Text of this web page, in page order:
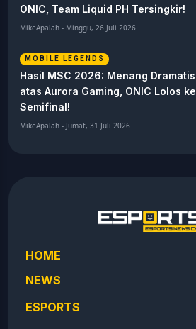
ONIC, Team Liquid PH Tersingkir!
MikeApalah - Minggu, 26 Juli 2026
MOBILE LEGENDS
Hasil MSC 2026: Menang Dramatis
atas Aurora Gaming, ONIC Lolos ke
Semifinal!
MikeApalah - Jumat, 31 Juli 2026
HOME
NEWS
ESPORTS